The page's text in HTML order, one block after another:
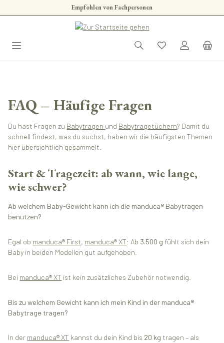
Zum Hauptinhalt springenEmpfohlen von Fachpersonen
FAQ – Häufige Fragen
Du hast Fragen zu Babytragen und Babytragetüchern? Damit du
schnell findest, was du suchst, haben wir die häufigsten Themen
hier übersichtlich gesammelt.
Start & Tragezeit: ab wann, wie lange,
wie schwer?
Ab welchem Baby-Gewicht kann ich die manduca® Babytragen
benutzen?
Egal ob manduca® First, manduca® XT: Ab 3.500 g fühlt sich dein
Baby in beiden Modellen gut aufgehoben.
Bei manduca® XT ist kein zusätzliches Zubehör notwendig.
Bis zu welchem Gewicht kann ich mein Kind in der manduca®
Babytrage tragen?
In der manduca® XT kannst du dein Kind bis 20 kg tragen – als